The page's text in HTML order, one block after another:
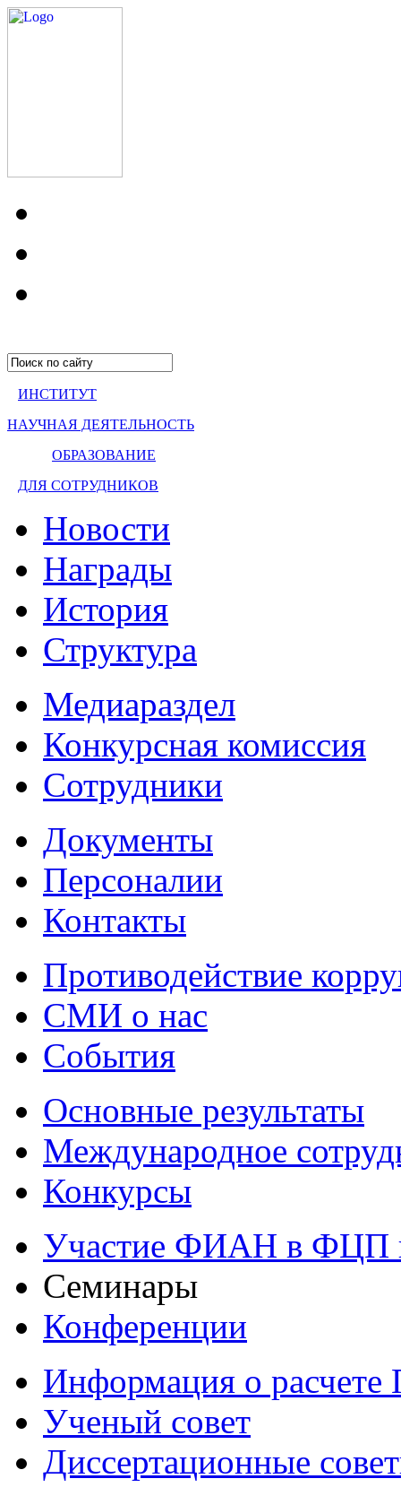
ИНСТИТУТ
НАУЧНАЯ ДЕЯТЕЛЬНОСТЬ
ОБРАЗОВАНИЕ
ДЛЯ СОТРУДНИКОВ
Новости
Награды
История
Структура
Медиараздел
Конкурсная комиссия
Сотрудники
Документы
Персоналии
Контакты
Противодействие
СМИ о нас
События
Основные результаты
Международное
Конкурсы
Участие ФИАН в ФЦП
Семинары
Конференции
Информация о
Ученый совет
Диссертационные